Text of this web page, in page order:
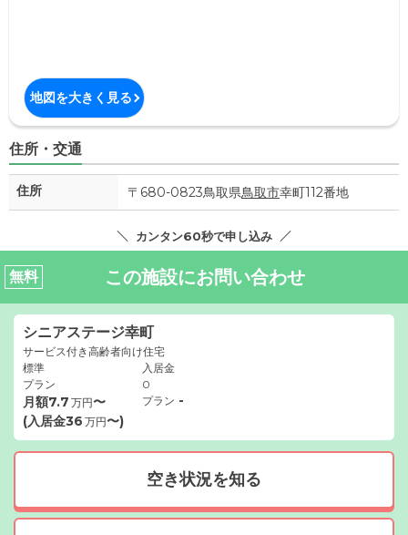
地図を大きく見る
住所・交通
住所 〒680-0823鳥取県鳥取市幸町112番地
カンタン60秒で申し込み
無料 この施設にお問い合わせ
シニアステージ幸町
サービス付き高齢者向け住宅
標準
プラン
月額7.7 万円〜
(入居金36 万円〜)
入居金
0
プラン -
空き状況を知る